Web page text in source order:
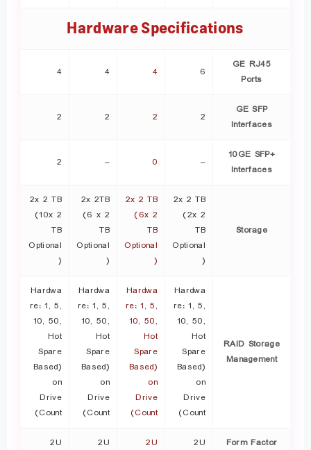
Hardware Specifications
GE RJ45
Ports
6
4
4
4
GE SFP
Interfaces
2
2
2
2
10GE SFP+
Interfaces
–
0
–
2
Storage
2x 2 TB
(2x 2
TB
Optional
)
2x 2 TB
(6x 2
TB
Optional
)
2x 2TB
(6 x 2
TB
Optional
)
2x 2 TB
(10x 2
TB
Optional
)
RAID Storage
Management
Hardwa
re: 1, 5,
10, 50,
Hot
Spare
(Based
on
Drive
Count)
Hardwa
re: 1, 5,
10, 50,
Hot
Spare
(Based
on
Drive
Count)
Hardwa
re: 1, 5,
10, 50,
Hot
Spare
(Based
on
Drive
Count)
Hardwa
re: 1, 5,
10, 50,
Hot
Spare
(Based
on
Drive
Count)
Form Factor
2U
2U
2U
2U